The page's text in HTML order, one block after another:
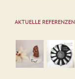
AKTUELLE REFERENZEN